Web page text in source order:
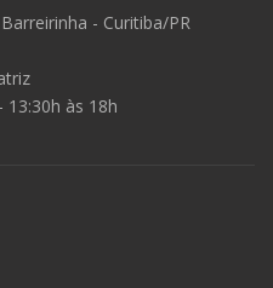
- Curitiba/PR
às 18h